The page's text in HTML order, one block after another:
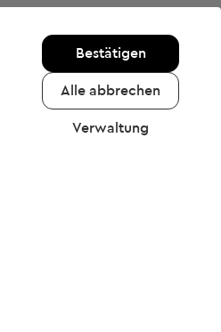
Bestätigen
Alle abbrechen
Verwaltung